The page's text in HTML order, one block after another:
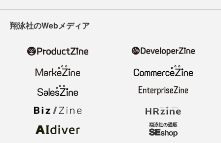
翔泳社のWebメディア